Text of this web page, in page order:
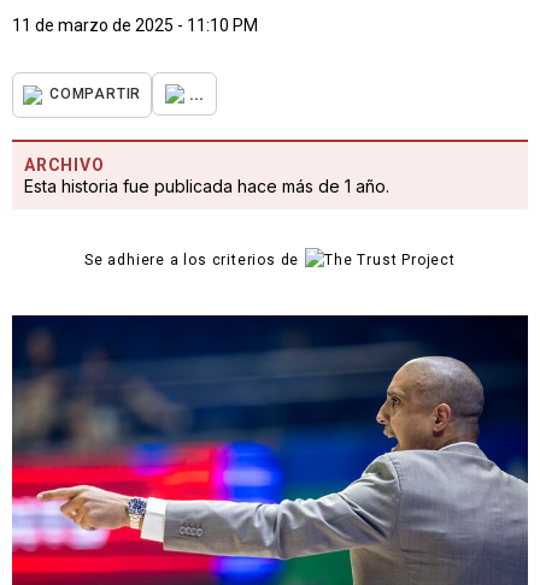
11 de marzo de 2025 - 11:10 PM
COMPARTIR ...
ARCHIVO
Esta historia fue publicada hace más de 1 año.
Se adhiere a los criterios de